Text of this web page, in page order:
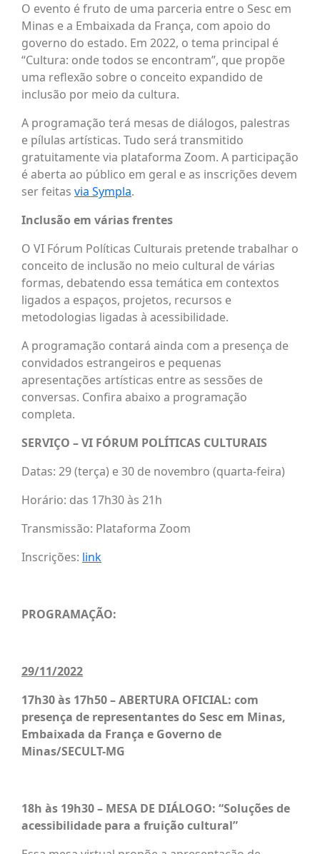
O evento é fruto de uma parceria entre o Sesc em
Minas e a Embaixada da França, com apoio do
governo do estado. Em 2022, o tema principal é
“Cultura: onde todos se encontram”, que propõe
uma reflexão sobre o conceito expandido de
inclusão por meio da cultura.
A programação terá mesas de diálogos, palestras
e pílulas artísticas. Tudo será transmitido
gratuitamente via plataforma Zoom. A participação
é aberta ao público em geral e as inscrições devem
ser feitas via Sympla.
Inclusão em várias frentes
O VI Fórum Políticas Culturais pretende trabalhar o
conceito de inclusão no meio cultural de várias
formas, debatendo essa temática em contextos
ligados a espaços, projetos, recursos e
metodologias ligadas à acessibilidade.
A programação contará ainda com a presença de
convidados estrangeiros e pequenas
apresentações artísticas entre as sessões de
conversas. Confira abaixo a programação
completa.
SERVIÇO – VI FÓRUM POLÍTICAS CULTURAIS
Datas: 29 (terça) e 30 de novembro (quarta-feira)
Horário: das 17h30 às 21h
Transmissão: Plataforma Zoom
Inscrições: link
PROGRAMAÇÃO:
29/11/2022
17h30 às 17h50– ABERTURA OFICIAL: com
presença de representantes do Sesc em Minas,
Embaixada da França e Governo de
Minas/SECULT-MG
18h às 19h30– MESA DE DIÁLOGO: “Soluções de
acessibilidade para a fruição cultural”